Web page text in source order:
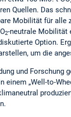
Quellen. Das
Mobilität für
2-neutrale Mobilität
Option.
um die
und
„Well-to-